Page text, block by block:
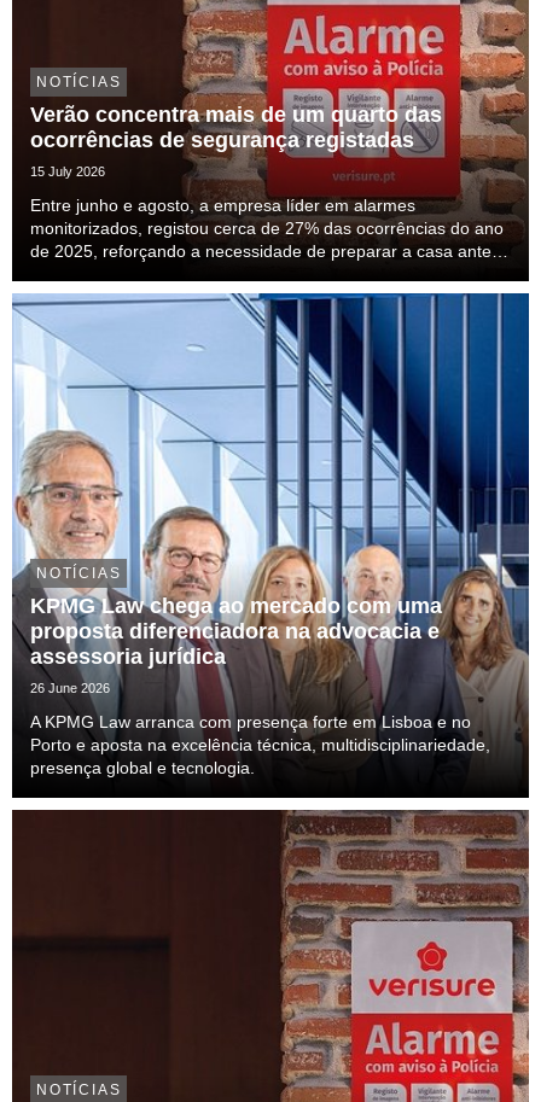
NOTÍCIAS
Verão concentra mais de um quarto das
ocorrências de segurança registadas
15 July 2026
Entre junho e agosto, a empresa líder em alarmes
monitorizados, registou cerca de 27% das ocorrências do ano
de 2025, reforçando a necessidade de preparar a casa antes
NOTÍCIAS
KPMG Law chega ao mercado com uma
proposta diferenciadora na advocacia e
assessoria jurídica
26 June 2026
A KPMG Law arranca com presença forte em Lisboa e no
Porto e aposta na excelência técnica, multidisciplinariedade,
presença global e tecnologia.
NOTÍCIAS